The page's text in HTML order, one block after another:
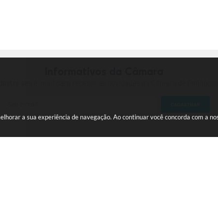
a sua experiência de navegação. Ao continuar você concorda com a